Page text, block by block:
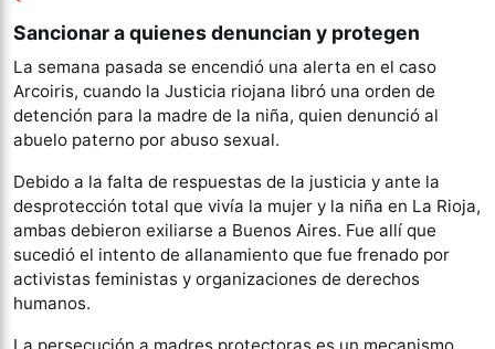
Sancionar a quienes denuncian y protegen
La semana pasada se encendió una alerta en el caso
Arcoiris, cuando la Justicia riojana libró una orden de
detención para la madre de la niña, quien denunció al
abuelo paterno por abuso sexual.
Debido a la falta de respuestas de la justicia y ante la
desprotección total que vivía la mujer y la niña en La Rioja,
ambas debieron exiliarse a Buenos Aires. Fue allí que
sucedió el intento de allanamiento que fue frenado por
activistas feministas y organizaciones de derechos
humanos.